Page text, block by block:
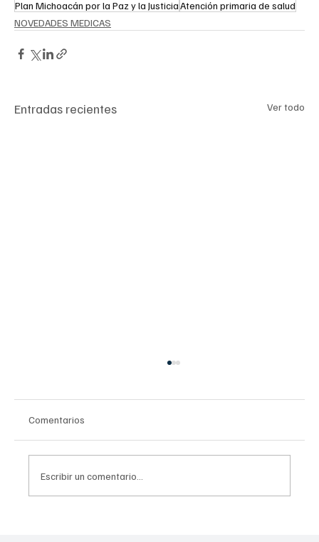
Plan Michoacán por la Paz y la JusticiaAtención primaria de salud
NOVEDADES MEDICAS
Entradas recientes Ver todo
Comentarios
Escribir un comentario...